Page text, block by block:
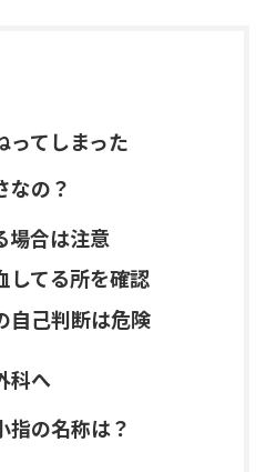
ってしまった
なの？
場合は注意
してる所を確認
自己判断は危険
科へ
指の名称は？